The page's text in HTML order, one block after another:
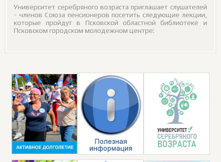
Университет серебряного возраста приглашает слушателей
- членов Союза пенсионеров посетить следующие лекции,
которые пройдут в Псковской областной библиотеке и
Псковском городском молодежном центре: